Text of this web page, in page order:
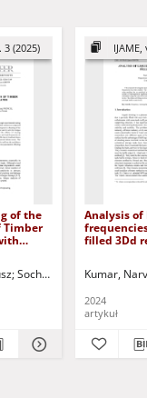
- red.
3 (2025)
of the
Timber
Socha, Tomasz Kula,
Analysis
filled 3Dd
Kumar,
2024
artykuł